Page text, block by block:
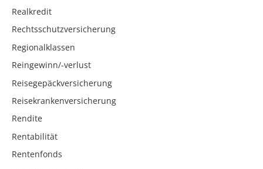
Realkredit
Rechtsschutzversicherung
Regionalklassen
Reingewinn/-verlust
Reisegepäckversicherung
Reisekrankenversicherung
Rendite
Rentabilität
Rentenfonds